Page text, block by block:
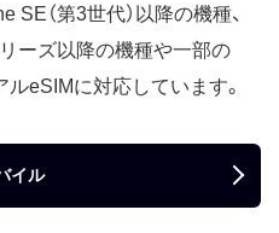
（第3世代）以降の機種、
ーズ以降の機種や一部の
eSIMに対応しています。
イル